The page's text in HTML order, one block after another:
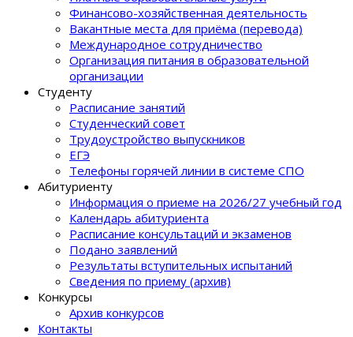
Финансово-хозяйственная деятельность
Вакантные места для приёма (перевода)
Международное сотрудничество
Организация питания в образовательной
организации
Студенту
Расписание занятий
Студенческий совет
Трудоустройство выпускников
ЕГЭ
Телефоны горячей линии в системе СПО
Абитуриенту
Информация о приеме на 2026/27 учебный год
Календарь абитуриента
Расписание консультаций и экзаменов
Подано заявлений
Результаты вступительных испытаний
Сведения по приему (архив)
Конкурсы
Архив конкурсов
Контакты